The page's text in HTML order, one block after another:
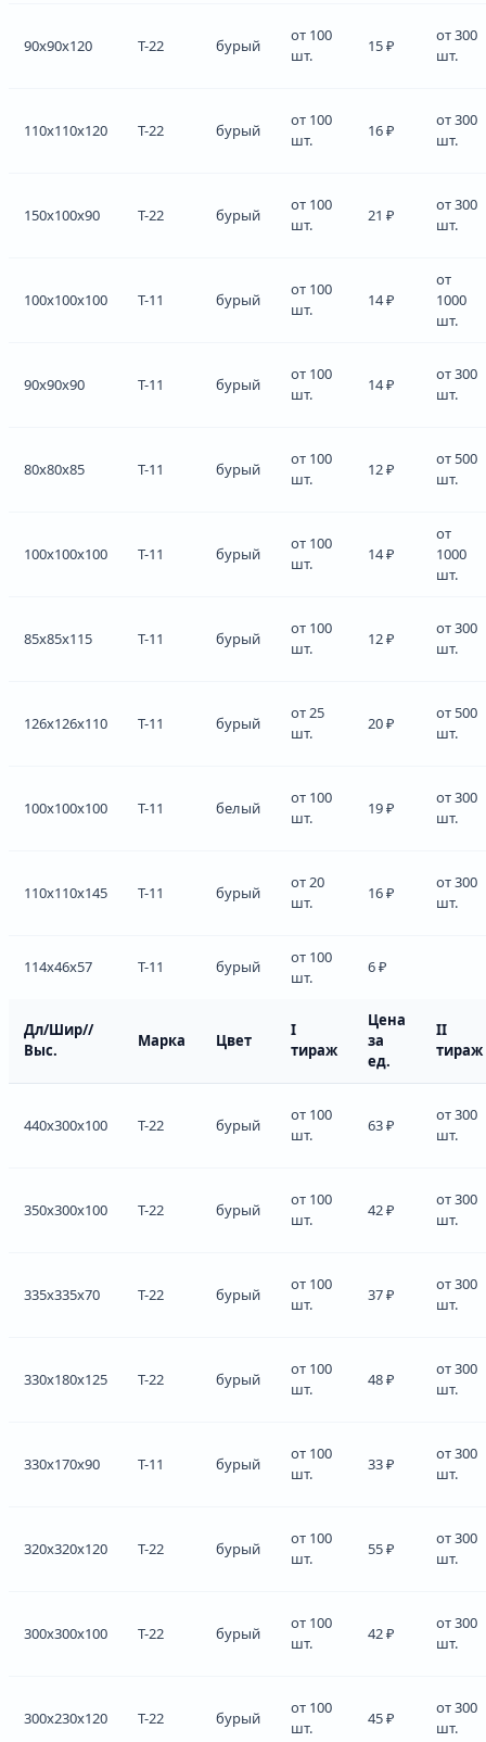
90x90x120 Т-22 бурый
от 100
шт.
15 ₽
от 300
шт.
110x110x120 Т-22 бурый
от 100
шт.
16 ₽
от 300
шт.
150x100x90 Т-22 бурый
от 100
шт.
21 ₽
от 300
шт.
100x100x100 Т-11 бурый
от 100
шт.
14 ₽
от
1000
шт.
90x90x90 Т-11 бурый
от 100
шт.
14 ₽
от 300
шт.
80x80x85 Т-11 бурый
от 100
шт.
12 ₽
от 500
шт.
100x100x100 Т-11 бурый
от 100
шт.
14 ₽
от
1000
шт.
85x85x115 Т-11 бурый
от 100
шт.
12 ₽
от 300
шт.
126x126x110 Т-11 бурый
от 25
шт.
20 ₽
от 500
шт.
100x100x100 Т-11 белый
от 100
шт.
19 ₽
от 300
шт.
110x110x145 Т-11 бурый
от 20
шт.
16 ₽
от 300
шт.
114x46x57 Т-11 бурый
от 100
шт.
6 ₽
Дл/Шир//
Выс.
Марка Цвет
I
тираж
Цена
за
ед.
II
тираж
440x300x100 Т-22 бурый
от 100
шт.
63 ₽
от 300
шт.
350x300x100 Т-22 бурый
от 100
шт.
42 ₽
от 300
шт.
335x335x70 Т-22 бурый
от 100
шт.
37 ₽
от 300
шт.
330x180x125 Т-22 бурый
от 100
шт.
48 ₽
от 300
шт.
330x170x90 Т-11 бурый
от 100
шт.
33 ₽
от 300
шт.
320x320x120 Т-22 бурый
от 100
шт.
55 ₽
от 300
шт.
300x300x100 Т-22 бурый
от 100
шт.
42 ₽
от 300
шт.
300x230x120 Т-22 бурый
от 100
шт.
45 ₽
от 300
шт.